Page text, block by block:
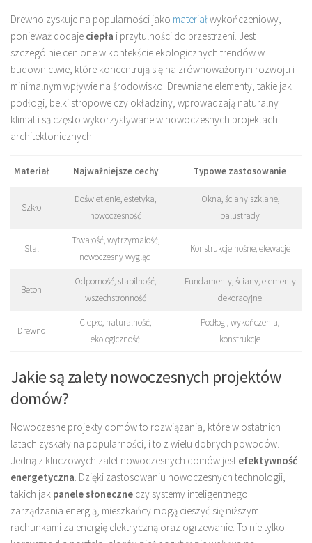
Drewno zyskuje na popularności jako materiałwykończeniowy,
ponieważ dodaje ciepła i przytulności do przestrzeni. Jest
szczególnie cenione w kontekście ekologicznych trendów w
budownictwie, które koncentrują się na zrównoważonym rozwoju i
minimalnym wpływie na środowisko. Drewniane elementy, takie jak
podłogi, belki stropowe czy okładziny, wprowadzają naturalny
klimat i są często wykorzystywane w nowoczesnych projektach
architektonicznych.
Materiał Najważniejsze cechy Typowe zastosowanie
Szkło
Doświetlenie, estetyka,
nowoczesność
Okna, ściany szklane,
balustrady
Stal
Trwałość, wytrzymałość,
nowoczesny wygląd
Konstrukcje nośne, elewacje
Beton
Odporność, stabilność,
wszechstronność
Fundamenty, ściany, elementy
dekoracyjne
Drewno
Ciepło, naturalność,
ekologiczność
Podłogi, wykończenia,
konstrukcje
Jakie są zalety nowoczesnych projektów
domów?
Nowoczesne projekty domów to rozwiązania, które w ostatnich
latach zyskały na popularności, i to z wielu dobrych powodów.
Jedną z kluczowych zalet nowoczesnych domów jest efektywność
energetyczna. Dzięki zastosowaniu nowoczesnych technologii,
takich jak panele słoneczne czy systemy inteligentnego
zarządzania energią, mieszkańcy mogą cieszyć się niższymi
rachunkami za energię elektryczną oraz ogrzewanie. To nie tylko